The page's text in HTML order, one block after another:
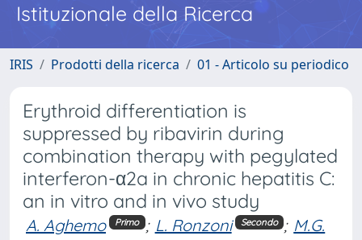
Istituzionale della Ricerca
IRIS Prodotti della ricerca 01 - Articolo su periodico
Erythroid differentiation is
suppressed by ribavirin during
combination therapy with pegylated
interferon-α2a in chronic hepatitis C:
an in vitro and in vivo study
A. Aghemo Primo ; L. Ronzoni Secondo ; M.G.